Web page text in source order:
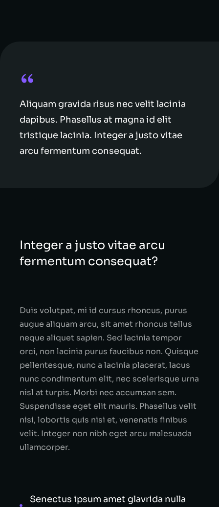
Aliquam gravida risus nec velit lacinia
dapibus. Phasellus at magna id elit
tristique lacinia. Integer a justo vitae
arcu fermentum consequat.
Integer a justo vitae arcu
fermentum consequat?
Duis volutpat, mi id cursus rhoncus, purus
augue aliquam arcu, sit amet rhoncus tellus
neque aliquet sapien. Sed lacinia tempor
orci, non lacinia purus faucibus non. Quisque
pellentesque, nunc a lacinia placerat, lacus
nunc condimentum elit, nec scelerisque urna
nisl at turpis. Morbi nec accumsan sem.
Suspendisse eget elit mauris. Phasellus velit
nisi, lobortis quis nisi et, venenatis finibus
velit. Integer non nibh eget arcu malesuada
ullamcorper.
Senectus ipsum amet glavrida nulla